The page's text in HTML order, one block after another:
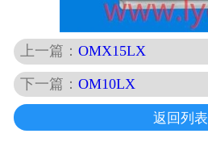
上一篇：OMX15LX
下一篇：OM10LX
返回列表